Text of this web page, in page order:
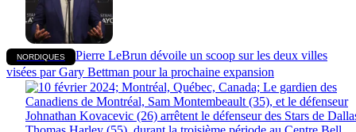
NORDIQUES
Pierre LeBrun dévoile un scoop sur les deux villes
visées par Gary Bettman pour la prochaine expansion